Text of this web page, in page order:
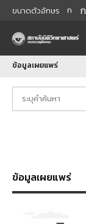
ขนาดตัวอักษร ก ก
ข้อมูลเผยแพร่
ข้อมูลเผยแพร่